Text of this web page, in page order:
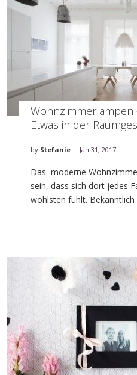
Wohnzimmerlampen
Etwas in der
by Stefanie Jan 31, 2017
Das moderne
sein, dass sich dort jedes
wohlsten fühlt.